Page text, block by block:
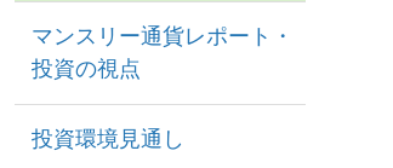
マンスリー通貨レポート・
投資の視点
投資環境見通し